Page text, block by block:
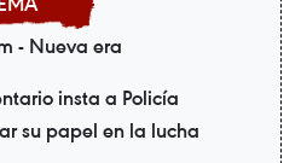
- Nueva era
insta a Policía
su papel en la lucha